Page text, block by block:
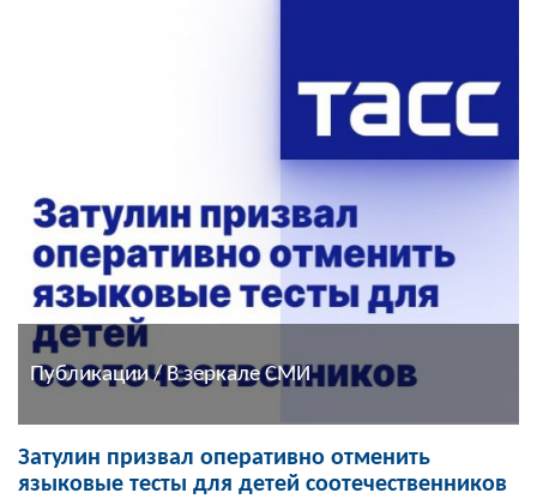
Публикации / В зеркале СМИ
Затулин призвал оперативно отменить
языковые тесты для детей соотечественников